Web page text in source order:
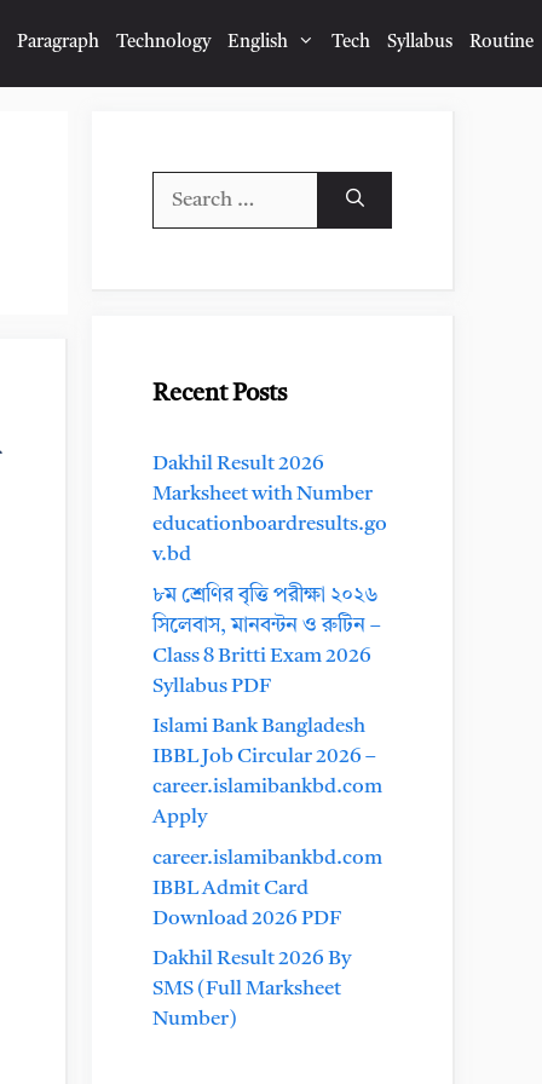
Paragraph Technology English Tech Syllabus Routine
Recent Posts
Dakhil Result 2026
Marksheet with Number
educationboardresults.go
v.bd
৮ম শ্রেণির বৃত্তি পরীক্ষা ২০২৬
সিলেবাস, মানবন্টন ও রুটিন –
Class 8 Britti Exam 2026
Syllabus PDF
Islami Bank Bangladesh
IBBL Job Circular 2026 –
career.islamibankbd.com
Apply
career.islamibankbd.com
IBBL Admit Card
Download 2026 PDF
Dakhil Result 2026 By
SMS (Full Marksheet
Number)